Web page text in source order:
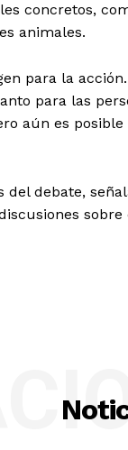
concretos,
animales.
para la
para las
aún es
debate,